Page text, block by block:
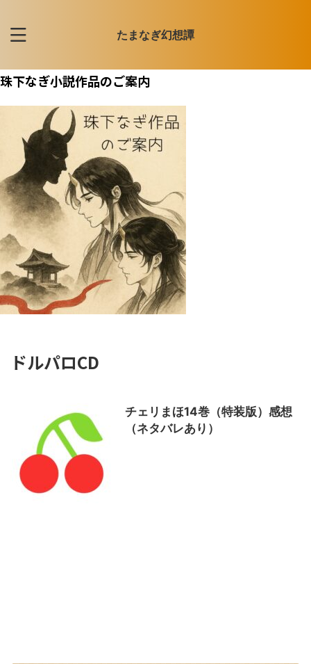
たまなぎ幻想譚
珠下なぎ小説作品のご案内
ドルパロCD
チェリまほ14巻（特装版）感想
（ネタバレあり）